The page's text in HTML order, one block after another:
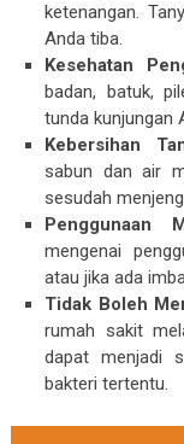
ketenangan.
Anda tiba.
Kesehatan
badan, batuk,
tunda kunjungan
Kebersihan
sabun dan air
sesudah
Penggunaan
mengenai
atau jika ada
Tidak Boleh
rumah sakit
dapat menjadi
bakteri tertentu.